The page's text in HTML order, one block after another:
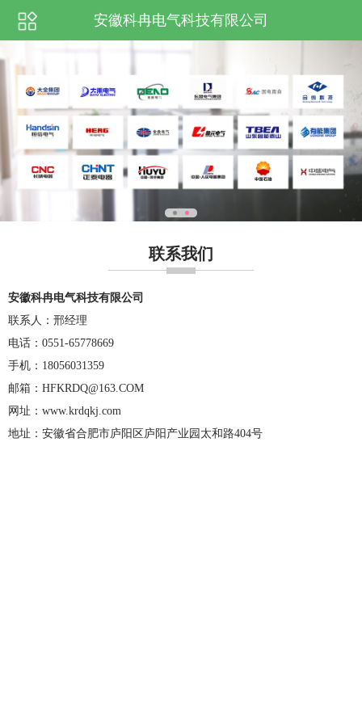
安徽科冉电气科技有限公司
联系我们
安徽科冉电气科技有限公司
联系人：邢经理
电话：0551-65778669
手机：18056031359
邮箱：HFKRDQ@163.COM
网址：www.krdqkj.com
地址：安徽省合肥市庐阳区庐阳产业园太和路404号